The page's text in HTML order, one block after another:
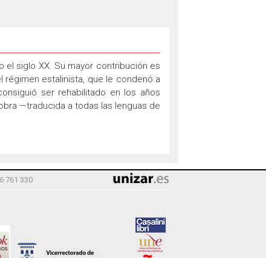
el siglo XX. Su mayor contribución es
estalinista, que le condenó a
ser rehabilitado en los años
—traducida a todas las lenguas de
761 330